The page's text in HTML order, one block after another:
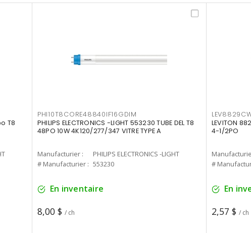
T8
PHI10T8CORE48840IF16GDIM
PHILIPS ELECTRONICS -LIGHT 553230 TUBE DEL T8
48PO 10W 4K120/277/347 VITRE TYPE A
Manufacturier :
PHILIPS ELECTRONICS -LIGHT
# Manufacturier : 553230
En inventaire
8,00 $ / ch
LEVITON
4-1/2PO
#
En
2,57 $ / ch